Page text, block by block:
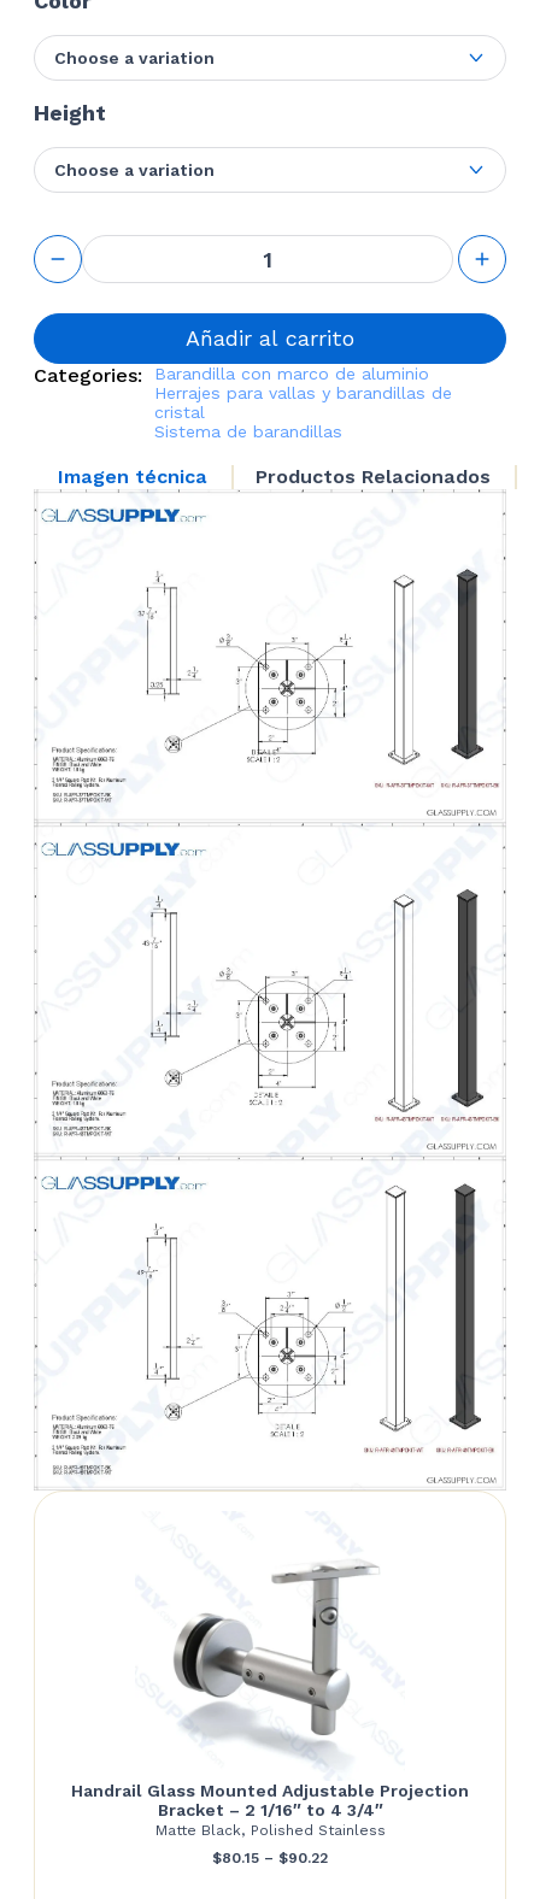
Choose a variation
Height
Choose a variation
2 1/4"
Square
Post Kit
for
Framed
Railing
cantidad
Añadir al carrito
Categories:
Barandilla con marco de aluminio
Herrajes para vallas y barandillas de
cristal
Sistema de barandillas
Imagen técnica Productos Relacionados
Handrail Glass Mounted Adjustable Projection
Bracket – 2 1/16″ to 4 3/4″
Matte Black, Polished Stainless
$80.15 – $90.22Price